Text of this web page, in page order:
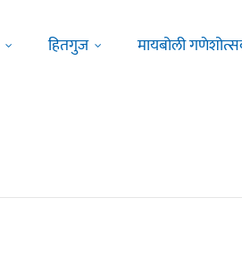
हितगुज मायबोली